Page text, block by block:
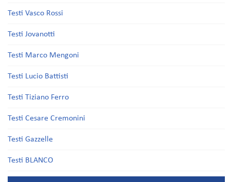
Testi Vasco Rossi
Testi Jovanotti
Testi Marco Mengoni
Testi Lucio Battisti
Testi Tiziano Ferro
Testi Cesare Cremonini
Testi Gazzelle
Testi BLANCO